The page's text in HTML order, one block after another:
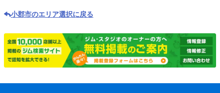
小郡市のエリア選択に戻る